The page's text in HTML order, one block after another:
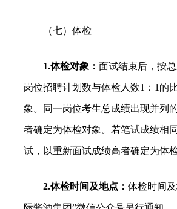
（七）体检
1.体检对象： 面试结束后，按
岗位招聘计划数与体检人数1：1的
象。同一岗位考生总成绩出现并列
者确定为体检对象。若笔试成绩相
试，以重新面试成绩高者确定为体检
2.体检时间及地点： 体检时间